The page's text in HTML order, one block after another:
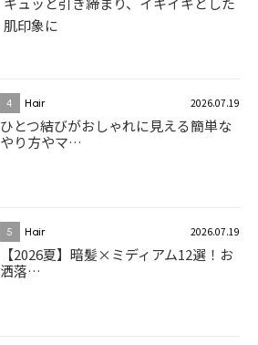
肌印象に
4 Hair 2026.07.19
ひとつ結びがおしゃれに見える簡単な
やり方やマ…
5 Hair 2026.07.19
【2026夏】暗髪×ミディアム12選！お
洒落…